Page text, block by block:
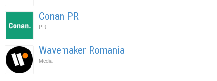
Conan PR
PR
Wavemaker Romania
Media